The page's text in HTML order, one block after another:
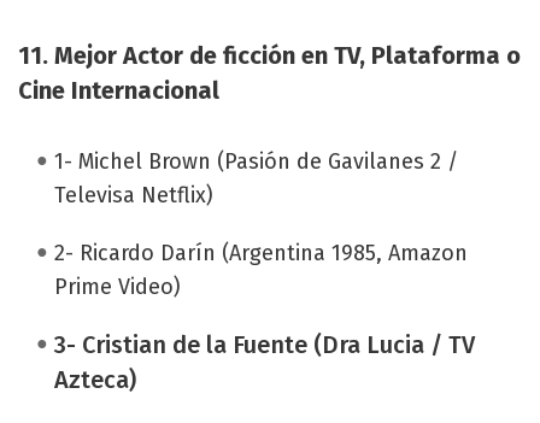
11. Mejor Actor de ficción en TV, Plataforma o
Cine Internacional
1- Michel Brown (Pasión de Gavilanes 2 /
Televisa Netflix)
2- Ricardo Darín (Argentina 1985, Amazon
Prime Video)
3- Cristian de la Fuente (Dra Lucia / TV
Azteca)